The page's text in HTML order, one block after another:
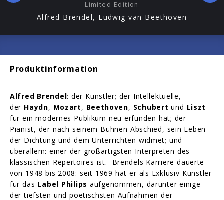
Limited Edition
Alfred Brendel, Ludwig van Beethoven
Produktinformation
Alfred Brendel: der Künstler; der Intellektuelle,
der Haydn, Mozart, Beethoven, Schubert und Liszt
für ein modernes Publikum neu erfunden hat; der
Pianist, der nach seinem Bühnen-Abschied, sein Leben
der Dichtung und dem Unterrichten widmet; und
überallem: einer der großartigsten Interpreten des
klassischen Repertoires ist. Brendels Karriere dauerte
von 1948 bis 2008: seit 1969 hat er als Exklusiv-Künstler
für das Label Philips aufgenommen, darunter einige
der tiefsten und poetischsten Aufnahmen der